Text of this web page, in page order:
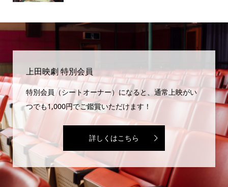
上田映劇 特別会員
特別会員（シートオーナー）になると、通常上映がい
つでも1,000円でご鑑賞いただけます！
詳しくはこちら